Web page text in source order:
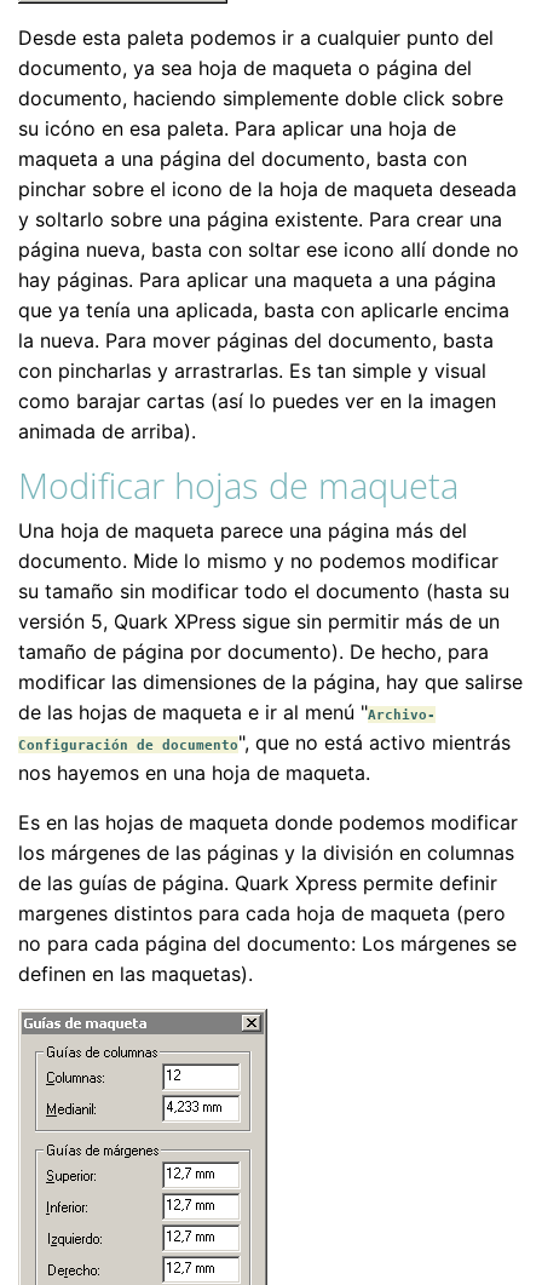
Desde esta paleta podemos ir a cualquier punto del
documento, ya sea hoja de maqueta o página del
documento, haciendo simplemente doble click sobre
su icóno en esa paleta. Para aplicar una hoja de
maqueta a una página del documento, basta con
pinchar sobre el icono de la hoja de maqueta deseada
y soltarlo sobre una página existente. Para crear una
página nueva, basta con soltar ese icono allí donde no
hay páginas. Para aplicar una maqueta a una página
que ya tenía una aplicada, basta con aplicarle encima
la nueva. Para mover páginas del documento, basta
con pincharlas y arrastrarlas. Es tan simple y visual
como barajar cartas (así lo puedes ver en la imagen
animada de arriba).
Modificar hojas de maqueta
Una hoja de maqueta parece una página más del
documento. Mide lo mismo y no podemos modificar
su tamaño sin modificar todo el documento (hasta su
versión 5, Quark XPress sigue sin permitir más de un
tamaño de página por documento). De hecho, para
modificar las dimensiones de la página, hay que salirse
de las hojas de maqueta e ir al menú "Archivo-
Configuración de documento", que no está activo mientrás
nos hayemos en una hoja de maqueta.
Es en las hojas de maqueta donde podemos modificar
los márgenes de las páginas y la división en columnas
de las guías de página. Quark Xpress permite definir
margenes distintos para cada hoja de maqueta (pero
no para cada página del documento: Los márgenes se
definen en las maquetas).